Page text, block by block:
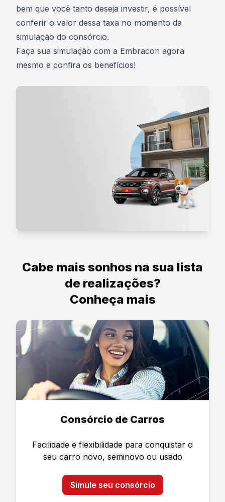
bem que você tanto deseja investir, é possível
conferir o valor dessa taxa no momento da
simulação do consórcio.
Faça sua simulação com a Embracon agora
mesmo e confira os benefícios!
Cabe mais sonhos na sua lista
de realizações?
Conheça mais
Consórcio de Carros
Facilidade e flexibilidade para conquistar o
seu carro novo, seminovo ou usado
Simule seu consórcio